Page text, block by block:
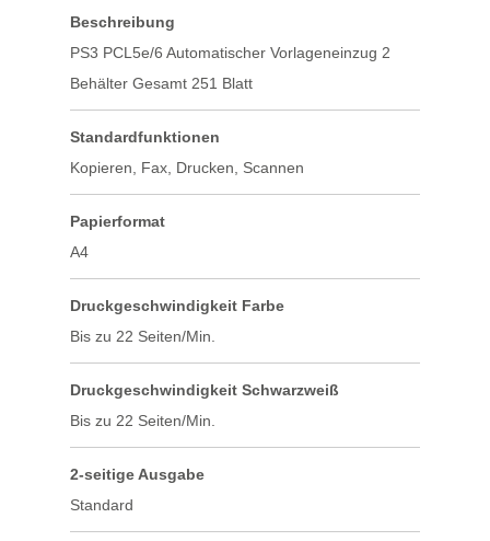
Beschreibung
PS3 PCL5e/6 Automatischer Vorlageneinzug 2
Behälter Gesamt 251 Blatt
Standard​funktionen
Kopieren, Fax, Drucken, Scannen
Papierformat
A4
Druckgeschwindigkeit Farbe
Bis zu 22 Seiten/Min.
Druckgeschwindigkeit Schwarzweiß
Bis zu 22 Seiten/Min.
2-seitige Ausgabe
Standard